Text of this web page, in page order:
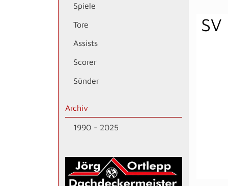
Spiele
Tore
Assists
Scorer
Sünder
Archiv
1990 - 2025